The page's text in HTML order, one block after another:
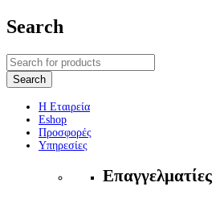
Search
Η Εταιρεία
Eshop
Προσφορές
Υπηρεσίες
Επαγγελματίες